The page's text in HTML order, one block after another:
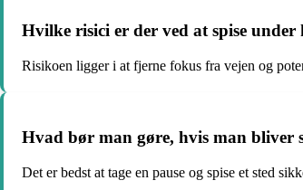
Hvilke risici er der ved at spise under
Risikoen ligger i at fjerne fokus fra vejen og
Hvad bør man gøre, hvis man bliver
Det er bedst at tage en pause og spise et sted